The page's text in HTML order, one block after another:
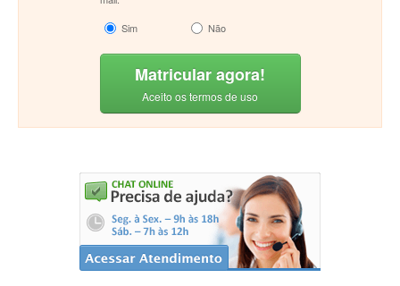
Sim
Não
Matricular agora!
Aceito os termos de uso